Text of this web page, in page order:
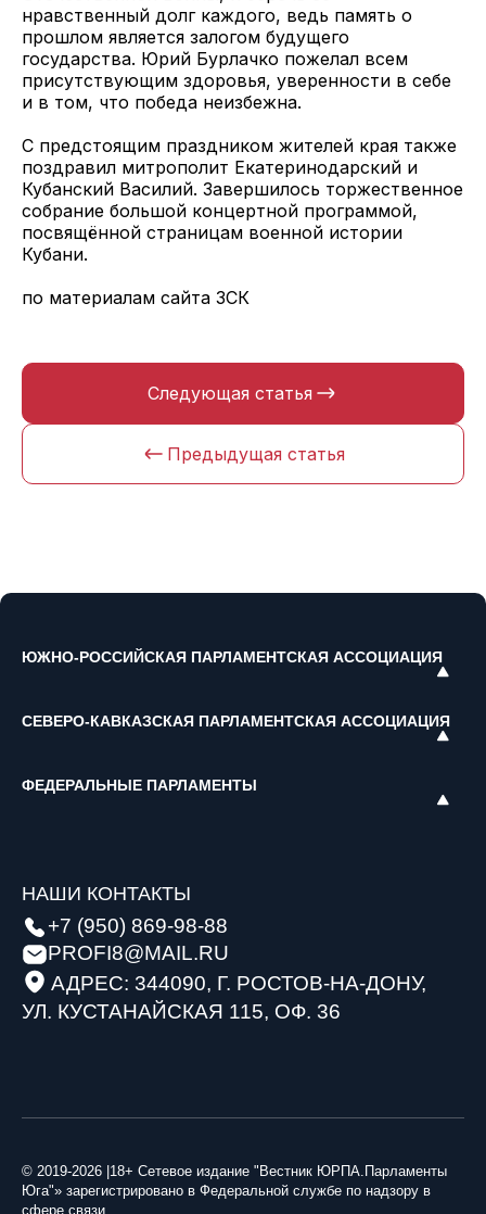
нравственный долг каждого, ведь память о
прошлом является залогом будущего
государства. Юрий Бурлачко пожелал всем
присутствующим здоровья, уверенности в себе
и в том, что победа неизбежна.
С предстоящим праздником жителей края также
поздравил митрополит Екатеринодарский и
Кубанский Василий. Завершилось торжественное
собрание большой концертной программой,
посвящённой страницам военной истории
Кубани.
по материалам сайта ЗСК
Предыдущая статья
Следующая статья
ЮЖНО-РОССИЙСКАЯ ПАРЛАМЕНТСКАЯ АССОЦИАЦИЯ
СЕВЕРО-КАВКАЗСКАЯ ПАРЛАМЕНТСКАЯ АССОЦИАЦИЯ
ФЕДЕРАЛЬНЫЕ ПАРЛАМЕНТЫ
НАШИ КОНТАКТЫ
+7 (950) 869-98-88
PROFI8@MAIL.RU
АДРЕС: 344090, Г. РОСТОВ-НА-ДОНУ,
УЛ. КУСТАНАЙСКАЯ 115, ОФ. 36
© 2019-2026 |18+ Сетевое издание "Вестник ЮРПА.Парламенты
Юга"» зарегистрировано в Федеральной службе по надзору в
сфере связи,